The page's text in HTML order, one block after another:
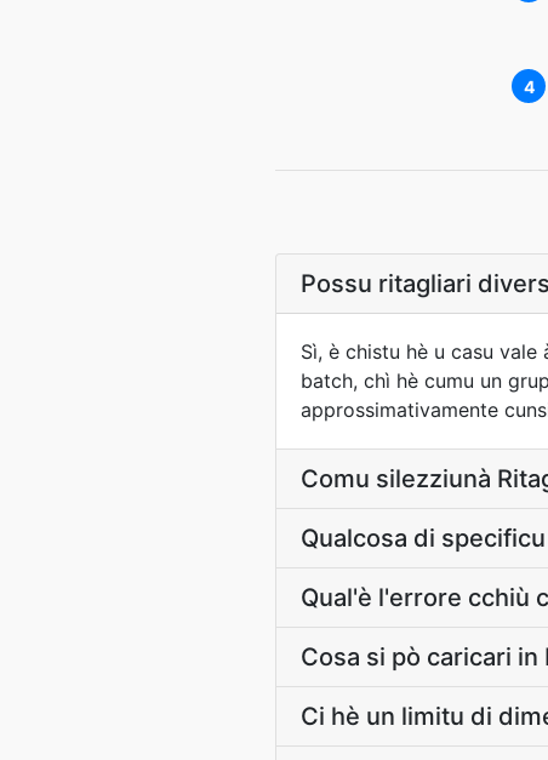
4
Possu ritagliari
Sì, è chistu hè u casu
batch, chì hè cumu un
approssimativamente
Comu silezziunà
Qualcosa di
Qual'è l'errore cchiù
Cosa si pò caricari in
Ci hè un limitu di